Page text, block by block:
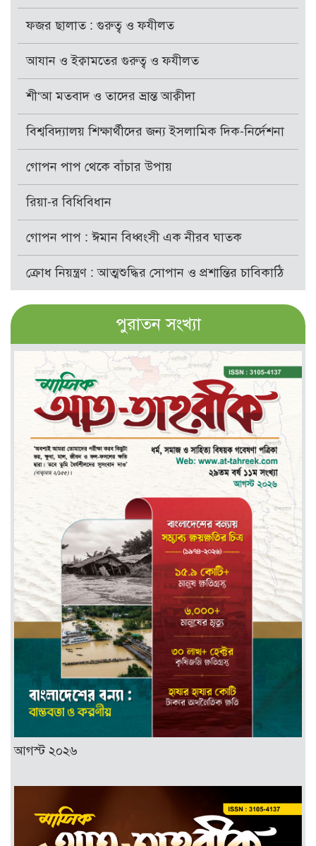
ফজর ছালাত : গুরুত্ব ও ফযীলত
আযান ও ইক্বামতের গুরুত্ব ও ফযীলত
শী‘আ মতবাদ ও তাদের ভ্রান্ত আক্বীদা
বিশ্ববিদ্যালয় শিক্ষার্থীদের জন্য ইসলামিক দিক-নির্দেশনা
গোপন পাপ থেকে বাঁচার উপায়
রিয়া-র বিধিবিধান
গোপন পাপ : ঈমান বিধ্বংসী এক নীরব ঘাতক
ক্রোধ নিয়ন্ত্রণ : আত্মশুদ্ধির সোপান ও প্রশান্তির চাবিকাঠি
পুরাতন সংখ্যা
আগস্ট ২০২৬